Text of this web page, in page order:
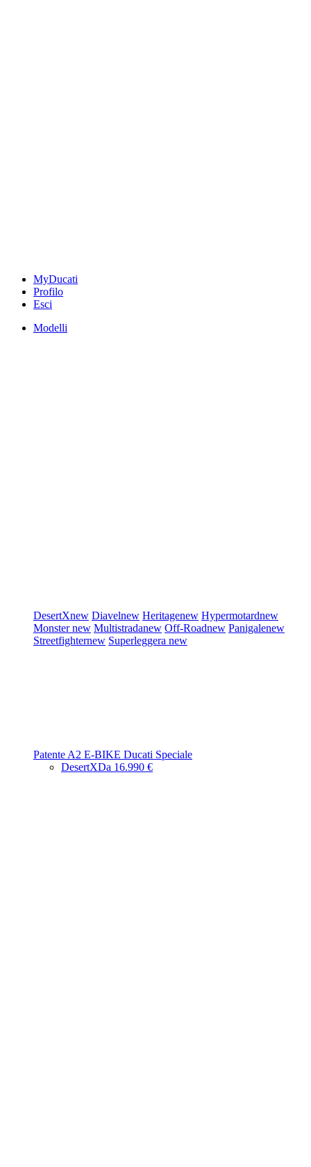
MyDucati
Profilo
Esci
Modelli
DesertXnew Diavelnew Heritagenew Hypermotardnew
Monsternew Multistradanew Off-Roadnew Panigalenew
Streetfighternew Superleggera new
Patente A2 E-BIKE Ducati Speciale
DesertXDa 16.990 €